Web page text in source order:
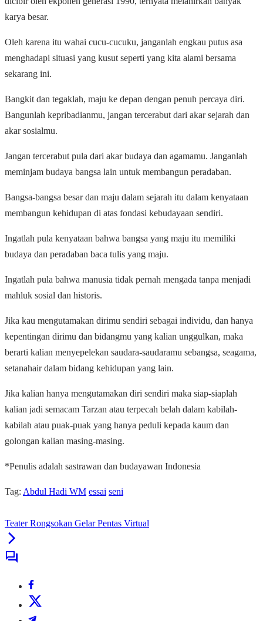
karya besar.
Oleh karena itu wahai cucu-cucuku, janganlah engkau putus asa
menghadapi situasi yang kusut seperti yang kita alami bersama
sekarang ini.
Bangkit dan tegaklah, maju ke depan dengan penuh percaya diri.
Bangunlah kepribadianmu, jangan tercerabut dari akar sejarah dan
akar sosialmu.
Jangan tercerabut pula dari akar budaya dan agamamu. Janganlah
meminjam budaya bangsa lain untuk membangun peradaban.
Bangsa-bangsa besar dan maju dalam sejarah itu dalam kenyataan
membangun kehidupan di atas fondasi kebudayaan sendiri.
Ingatlah pula kenyataan bahwa bangsa yang maju itu memiliki
budaya dan peradaban baca tulis yang maju.
Ingatlah pula bahwa manusia tidak pernah mengada tanpa menjadi
mahluk sosial dan historis.
Jika kau mengutamakan dirimu sendiri sebagai individu, dan hanya
kepentingan dirimu dan bidangmu yang kalian unggulkan, maka
berarti kalian menyepelekan saudara-saudaramu sebangsa, seagama,
setanahair dalam bidang kehidupan yang lain.
Jika kalian hanya mengutamakan diri sendiri maka siap-siaplah
kalian jadi semacam Tarzan atau terpecah belah dalam kabilah-
kabilah atau puak-puak yang hanya peduli kepada kaum dan
golongan kalian masing-masing.
*Penulis adalah sastrawan dan budayawan Indonesia
Tag: Abdul Hadi WM essai seni
Teater Rongsokan Gelar Pentas Virtual